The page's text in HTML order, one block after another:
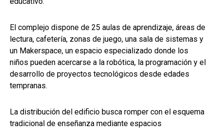
El complejo dispone de 25 aulas de aprendizaje, áreas de
lectura, cafetería, zonas de juego, una sala de sistemas y
un Makerspace, un espacio especializado donde los
niños pueden acercarse a la robótica, la programación y el
desarrollo de proyectos tecnológicos desde edades
tempranas.
La distribución del edificio busca romper con el esquema
tradicional de enseñanza mediante espacios